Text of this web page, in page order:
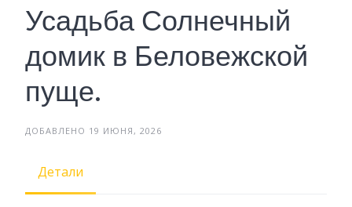
Усадьба Солнечный
домик в Беловежской
пуще.
ДОБАВЛЕНО 19 ИЮНЯ, 2026
Детали